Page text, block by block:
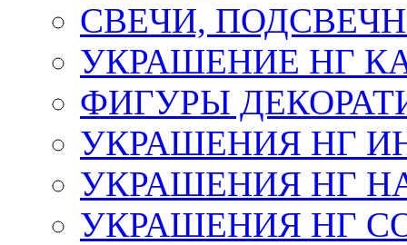
СВЕЧИ,
УКРАШЕНИЕ НГ
ФИГУРЫ
УКРАШЕНИЯ НГ
УКРАШЕНИЯ НГ
УКРАШЕНИЯ НГ